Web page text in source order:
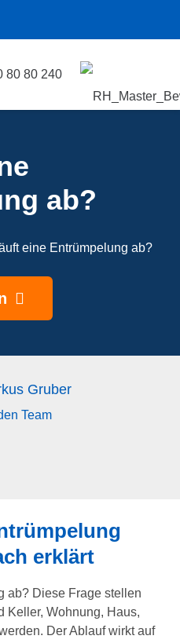
80 80 240
ab?
eine Entrümpelung ab?
Gruber
Team
erklärt
ab? Diese Frage stellen
Keller, Wohnung, Haus,
Der Ablauf wirkt auf